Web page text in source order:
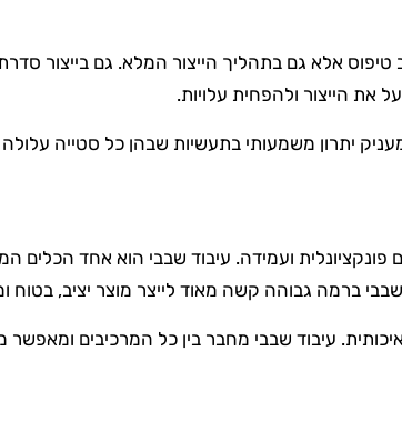
אלא גם בתהליך הייצור המלא. גם בייצור
את הייצור ולהפחית עלויות.
יתרון משמעותי בתעשיות שבהן כל סטייה
ועמידה. עיבוד שבבי הוא אחד הכלים
ברמה גבוהה קשה מאוד לייצר מוצר יציב, בטוח
איכותית. עיבוד שבבי מחבר בין כל המרכיבים